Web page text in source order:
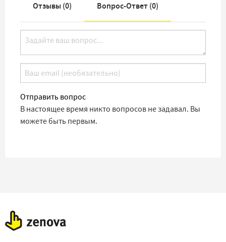
Отзывы (0) Вопрос-Ответ (0)
Отправить вопрос
В настоящее время никто вопросов не задавал. Вы
можете быть первым.